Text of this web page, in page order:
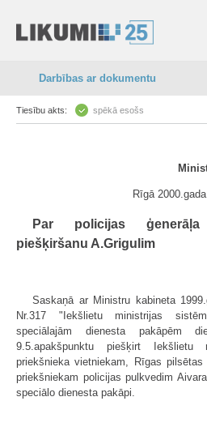
Darbības ar dokumentu
Tiesību akts: spēkā esošs
Rīgā
Par policijas
piešķiršanu A.Grigulim
Saskaņā ar Ministru kabineta
Nr.317 "Iekšlietu ministrijas
speciālajām dienesta pakāpēm
9.5.apakšpunktu piešķirt Iekšlietu
priekšnieka vietniekam, Rīgas
priekšniekam policijas pulkvedim
speciālo dienesta pakāpi.